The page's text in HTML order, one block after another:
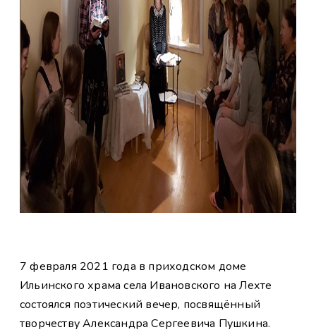
7 февраля 2021 года в приходском доме
Ильинского храма села Ивановского на Лехте
состоялся поэтический вечер, посвящённый
творчеству Александра Сергеевича Пушкина.